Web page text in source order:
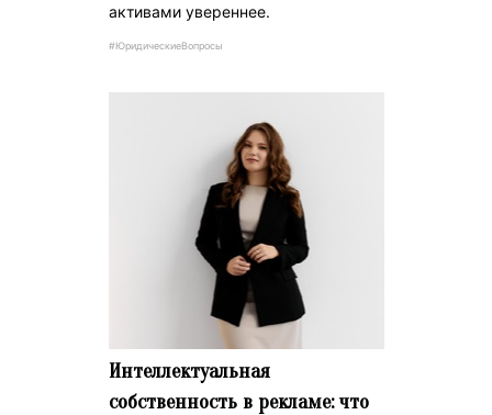
активами увереннее.
#ЮридическиеВопросы
Интеллектуальная
собственность в рекламе: что